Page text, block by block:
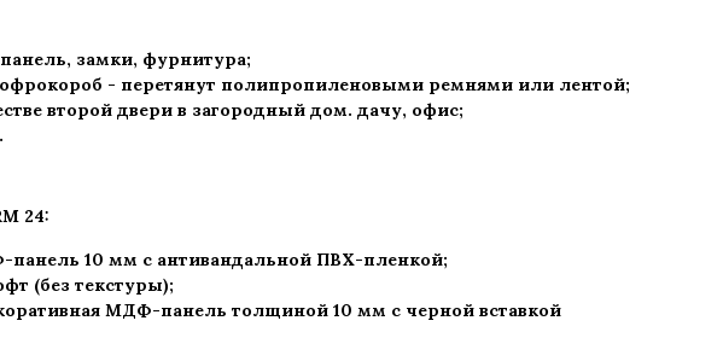
замки, фурнитура;
- перетянут полипропиленовыми ремнями или лентой;
второй двери в загородный дом. дачу, офис;
24:
10 мм с антивандальной ПВХ-пленкой;
(без текстуры);
МДФ-панель толщиной 10 мм с черной вставкой